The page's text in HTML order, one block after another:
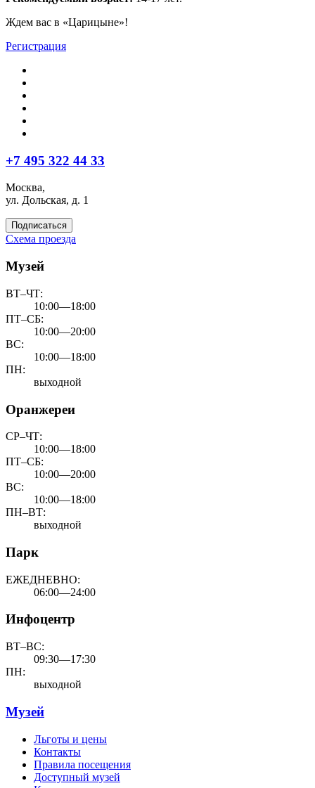
Ждем вас в «Царицыне»!
Регистрация
+7 495 322 44 33
Москва,
ул. Дольская, д. 1
Подписаться
Схема проезда
Музей
ВТ–ЧТ:
10:00—18:00
ПТ–СБ:
10:00—20:00
ВС:
10:00—18:00
ПН:
выходной
Оранжереи
СР–ЧТ:
10:00—18:00
ПТ–СБ:
10:00—20:00
ВС:
10:00—18:00
ПН–ВТ:
выходной
Парк
ЕЖЕДНЕВНО:
06:00—24:00
Инфоцентр
ВТ–ВС:
09:30—17:30
ПН:
выходной
Музей
Льготы и цены
Контакты
Правила посещения
Доступный музей